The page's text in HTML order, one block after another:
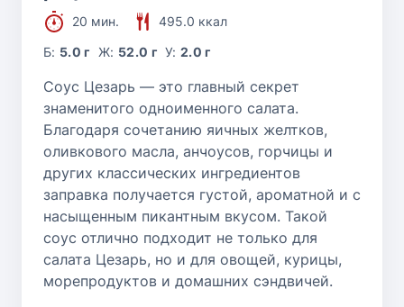
20 мин.
495.0 ккал
Б: 5.0 г Ж: 52.0 г У:2.0 г
Соус Цезарь — это главный секрет
знаменитого одноименного салата.
Благодаря сочетанию яичных желтков,
оливкового масла, анчоусов, горчицы и
других классических ингредиентов
заправка получается густой, ароматной и с
насыщенным пикантным вкусом. Такой
соус отлично подходит не только для
салата Цезарь, но и для овощей, курицы,
морепродуктов и домашних сэндвичей.